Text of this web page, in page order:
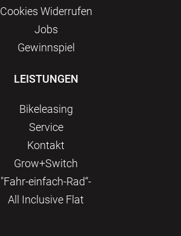
Сookies Widerrufen
Jobs
Gewinnspiel
LEISTUNGEN
Bikeleasing
Service
Kontakt
Grow+Switch
"Fahr-einfach-Rad“-
All Inclusive Flat